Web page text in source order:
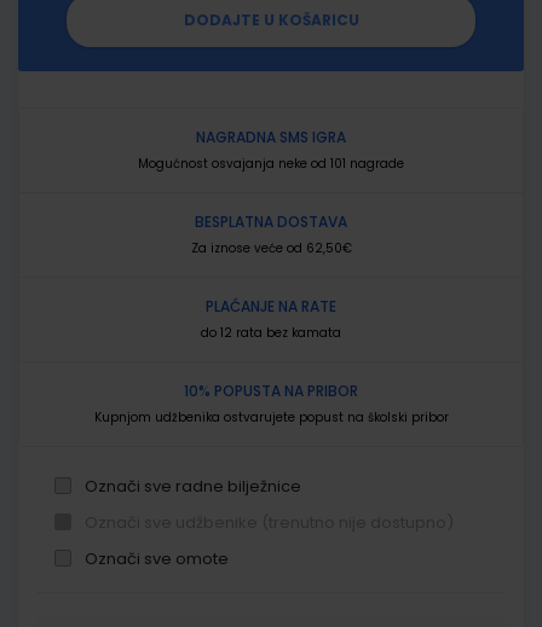
DODAJTE U KOŠARICU
NAGRADNA SMS IGRA
Mogućnost osvajanja neke od 101 nagrade
BESPLATNA DOSTAVA
Za iznose veće od 62,50€
PLAĆANJE NA RATE
do 12 rata bez kamata
10% POPUSTA NA PRIBOR
Kupnjom udžbenika ostvarujete popust na školski pribor
Označi sve radne bilježnice
Označi sve omote